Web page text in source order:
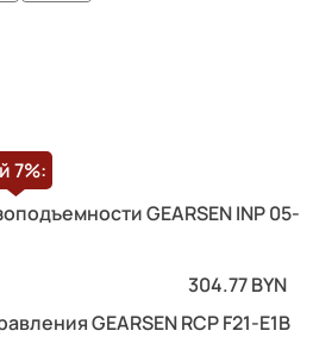
7%:
GEARSEN INP 05-
304.77BYN
GEARSEN RCP F21-E1B